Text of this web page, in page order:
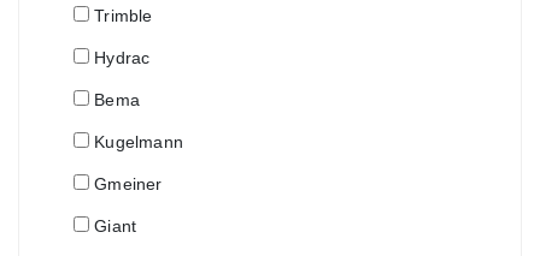
Trimble
Hydrac
Bema
Kugelmann
Gmeiner
Giant